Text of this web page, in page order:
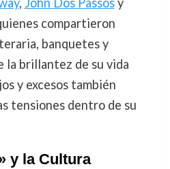
, John Dos Passosy
compartieron
banquetes y
la brillantez de su vida
y excesos también
tensiones dentro de su
y la Cultura